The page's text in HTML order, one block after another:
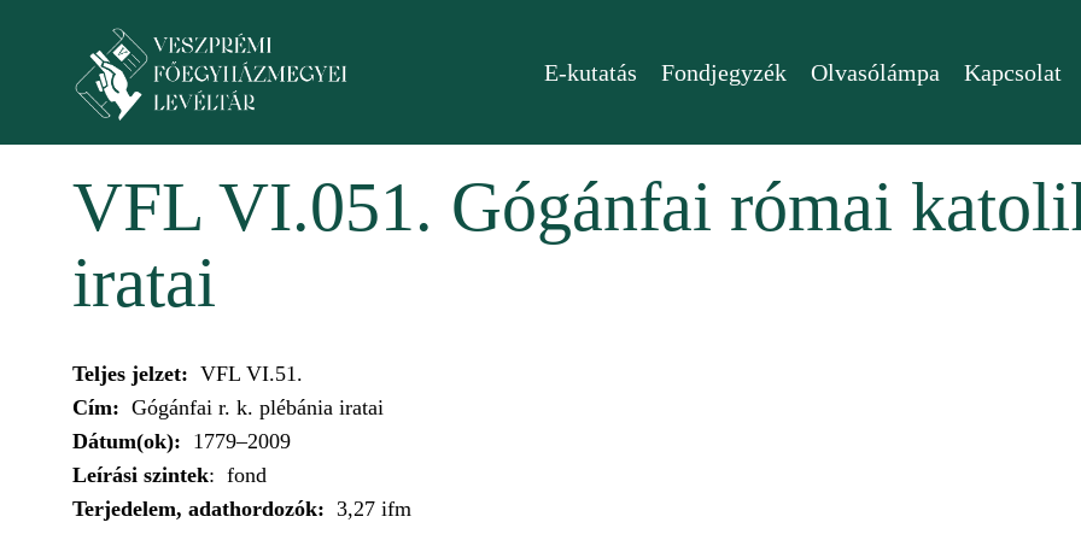
E-kutatás Fondjegyzék Olvasólámpa Kapcsolat
VFL VI.051. Gógánfai római
iratai
Teljes jelzet: VFL VI.51.
Cím: Gógánfai r. k. plébánia iratai
Dátum(ok): 1779–2009
Leírási szintek: fond
Terjedelem, adathordozók: 3,27 ifm